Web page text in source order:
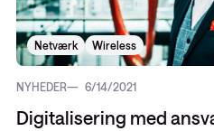
Netværk Wireless
NYHEDER 6/14/2021
Digitalisering med